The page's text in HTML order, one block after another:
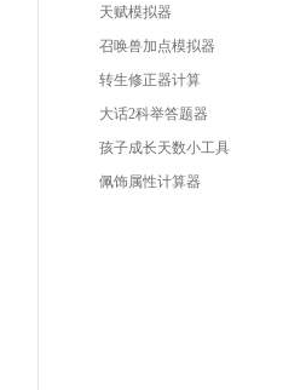
天赋模拟器
召唤兽加点模拟器
转生修正器计算
大话2科举答题器
孩子成长天数小工具
佩饰属性计算器